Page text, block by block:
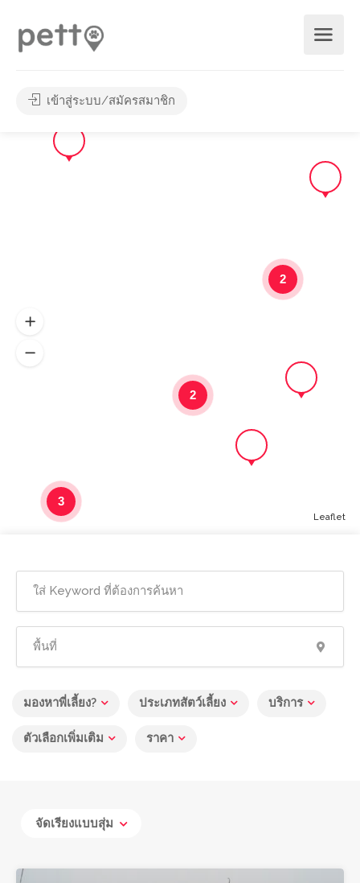
เข้าสู่ระบบ/สมัครสมาชิก
2
3
2
Leaflet
มองหาพี่เลี้ยง? ประเภทสัตว์เลี้ยง บริการ
ตัวเลือกเพิ่มเติม ราคา
จัดเรียงแบบสุ่ม